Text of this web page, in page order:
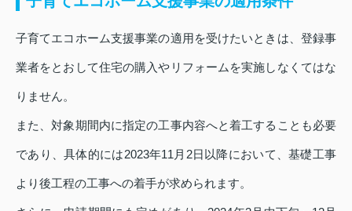
子育てエコホーム支援事業の適用を受けたいときは、登録事
業者をとおして住宅の購入やリフォームを実施しなくてはな
りません。
また、対象期間内に指定の工事内容へと着工することも必要
であり、具体的には2023年11月2日以降において、基礎工事
より後工程の工事への着手が求められます。